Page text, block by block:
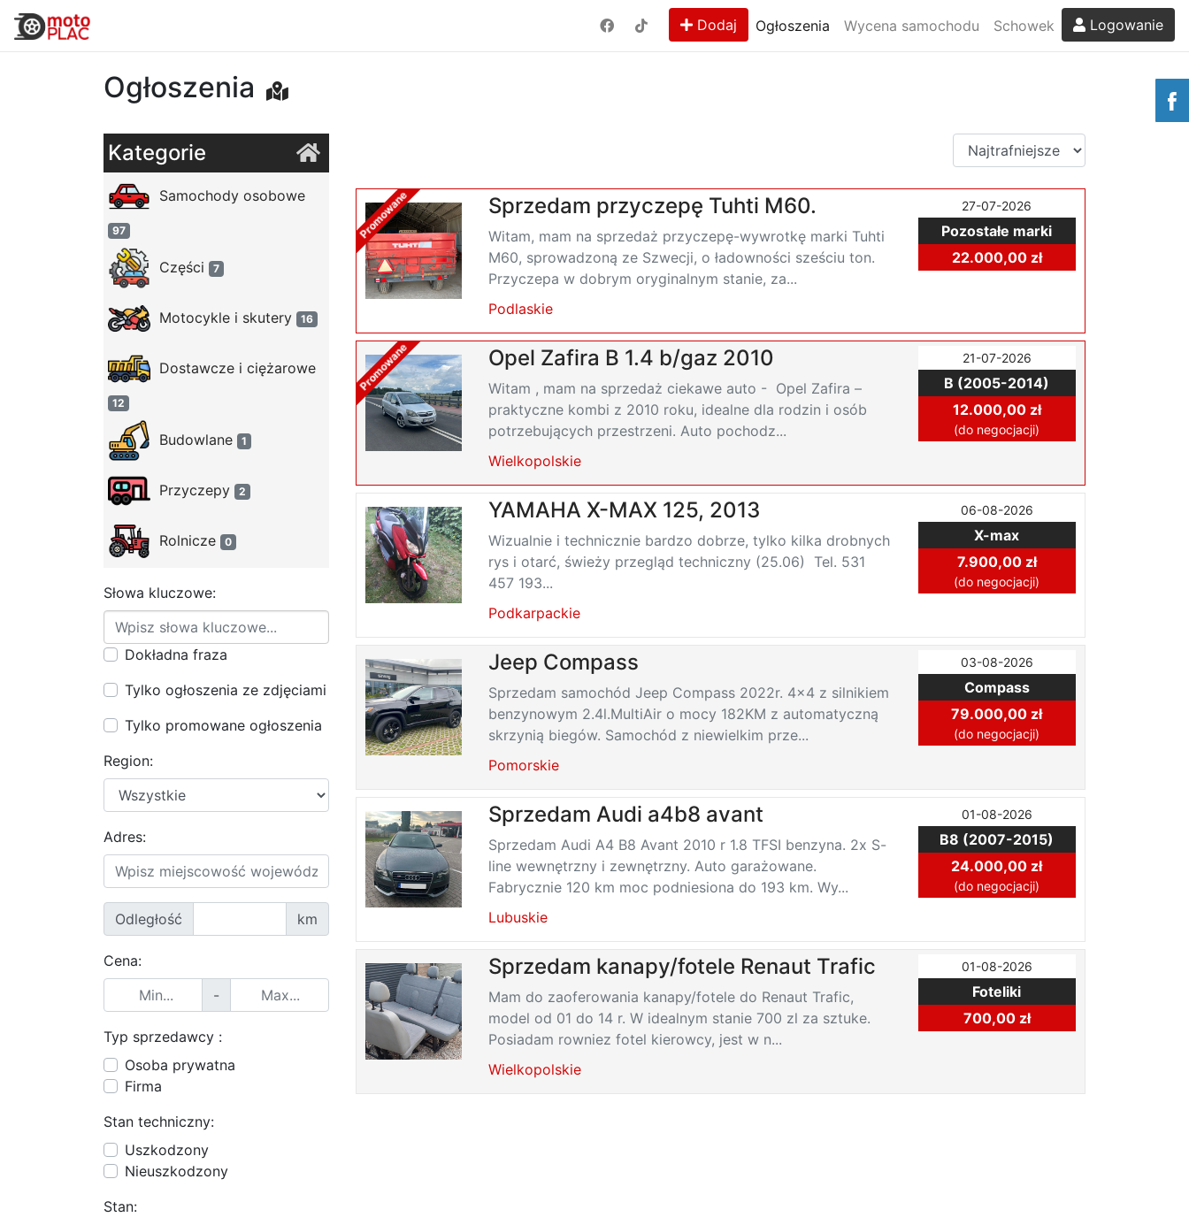
Dodaj Ogłoszenia Wycena samochodu Schowek Logowanie
Ogłoszenia
Kategorie
Samochody osobowe
97
Części 7
Motocykle i skutery 16
Dostawcze i ciężarowe
12
Budowlane 1
Przyczepy 2
Rolnicze 0
Słowa kluczowe:
Dokładna fraza
Tylko ogłoszenia ze zdjęciami
Tylko promowane ogłoszenia
Region:
Adres:
Odległość km
Cena:
-
Typ sprzedawcy :
Osoba prywatna
Firma
Stan techniczny:
Uszkodzony
Nieuszkodzony
Stan:
Promowane Sprzedam przyczepę Tuhti M60.
Witam, mam na sprzedaż przyczepę-wywrotkę marki Tuhti
M60, sprowadzoną ze Szwecji, o ładowności sześciu ton.
Przyczepa w dobrym oryginalnym stanie, za...
Podlaskie
27-07-2026
Pozostałe marki
22.000,00 zł
Promowane Opel Zafira B 1.4 b/gaz 2010
Witam , mam na sprzedaż ciekawe auto - Opel Zafira –
praktyczne kombi z 2010 roku, idealne dla rodzin i osób
potrzebujących przestrzeni. Auto pochodz...
Wielkopolskie
21-07-2026
B (2005-2014)
12.000,00 zł
(do negocjacji)
YAMAHA X-MAX 125, 2013
Wizualnie i technicznie bardzo dobrze, tylko kilka drobnych
rys i otarć, świeży przegląd techniczny (25.06) Tel. 531
457 193...
Podkarpackie
06-08-2026
X-max
7.900,00 zł
(do negocjacji)
Jeep Compass
Sprzedam samochód Jeep Compass 2022r. 4x4 z silnikiem
benzynowym 2.4l.MultiAir o mocy 182KM z automatyczną
skrzynią biegów. Samochód z niewielkim prze...
Pomorskie
03-08-2026
Compass
79.000,00 zł
(do negocjacji)
Sprzedam Audi a4b8 avant
Sprzedam Audi A4 B8 Avant 2010 r 1.8 TFSI benzyna. 2x S-
line wewnętrzny i zewnętrzny. Auto garażowane.
Fabrycznie 120 km moc podniesiona do 193 km. Wy...
Lubuskie
01-08-2026
B8 (2007-2015)
24.000,00 zł
(do negocjacji)
Sprzedam kanapy/fotele Renaut Trafic
Mam do zaoferowania kanapy/fotele do Renaut Trafic,
model od 01 do 14 r. W idealnym stanie 700 zl za sztuke.
Posiadam rowniez fotel kierowcy, jest w n...
Wielkopolskie
01-08-2026
Foteliki
700,00 zł